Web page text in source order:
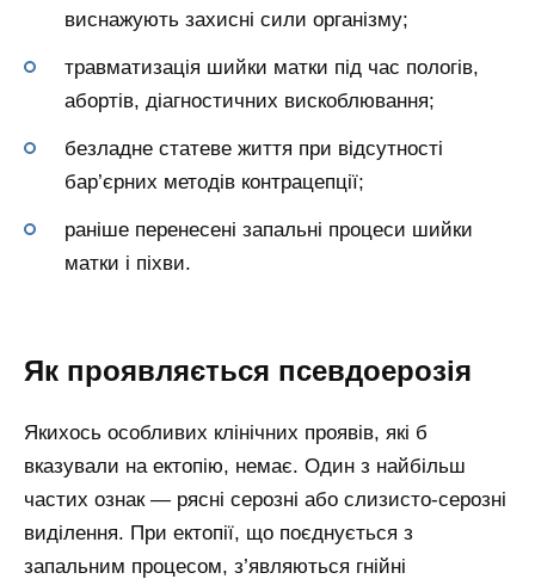
виснажують захисні сили організму;
травматизація шийки матки під час пологів,
абортів, діагностичних вискоблювання;
безладне статеве життя при відсутності
бар’єрних методів контрацепції;
раніше перенесені запальні процеси шийки
матки і піхви.
Як проявляється псевдоерозія
Якихось особливих клінічних проявів, які б
вказували на ектопію, немає. Один з найбільш
частих ознак — рясні серозні або слизисто-серозні
виділення. При ектопії, що поєднується з
запальним процесом, з’являються гнійні